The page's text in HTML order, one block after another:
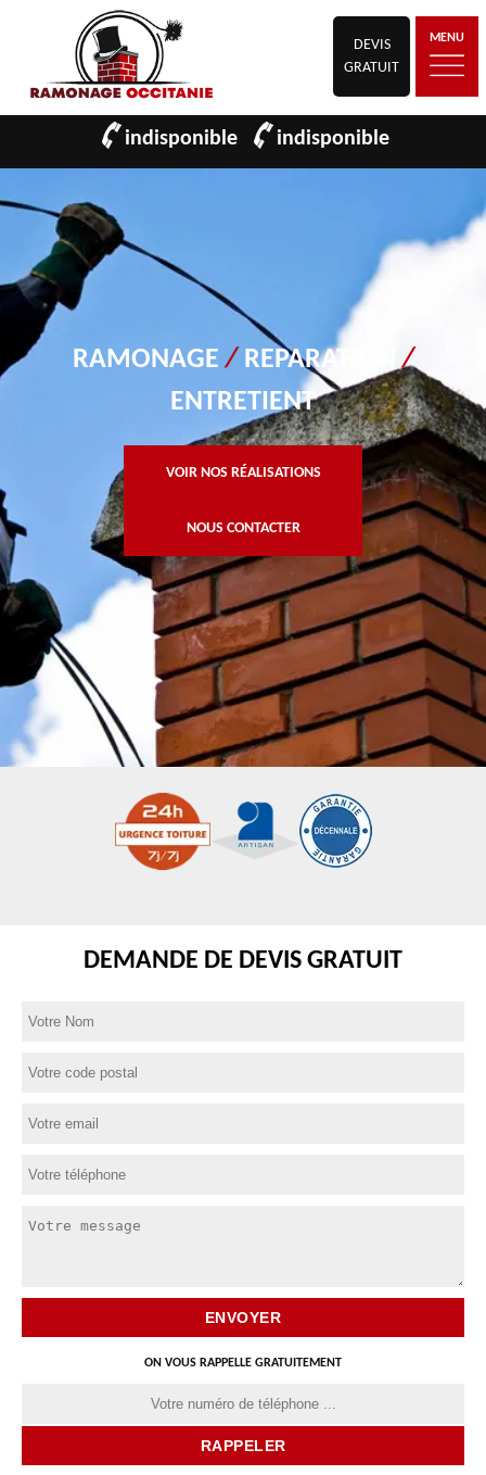
DEVIS
GRATUIT
MENU
indisponible indisponible
RAMONAGE/ REPARATION/
ENTRETIENT
VOIR NOS RÉALISATIONS
NOUS CONTACTER
DEMANDE DE DEVIS GRATUIT
ON VOUS RAPPELLE GRATUITEMENT